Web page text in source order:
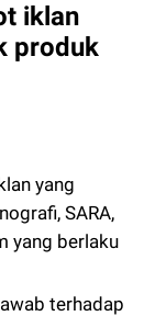
iklan
produk
yang
SARA,
yang berlaku
terhadap